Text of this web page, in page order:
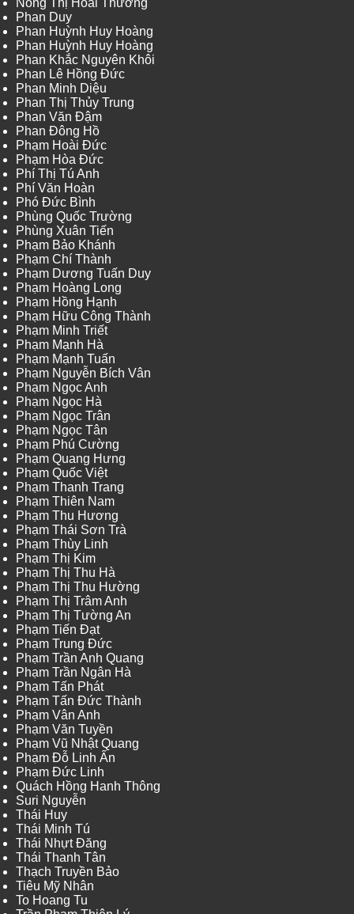
Nông Thị Hoài Thương
Phan Duy
Phan Huỳnh Huy Hoàng
Phan Huỳnh Huy Hoàng
Phan Khắc Nguyên Khôi
Phan Lê Hồng Đức
Phan Minh Diệu
Phan Thị Thủy Trung
Phan Văn Đậm
Phan Đông Hồ
Phạm Hoài Đức
Phạm Hòa Đức
Phí Thị Tú Anh
Phí Văn Hoàn
Phó Đức Bình
Phùng Quốc Trường
Phùng Xuân Tiến
Phạm Bảo Khánh
Phạm Chí Thành
Phạm Dương Tuấn Duy
Phạm Hoàng Long
Phạm Hồng Hạnh
Phạm Hữu Công Thành
Phạm Minh Triết
Phạm Mạnh Hà
Phạm Mạnh Tuấn
Phạm Nguyễn Bích Vân
Phạm Ngọc Anh
Phạm Ngọc Hà
Phạm Ngọc Trân
Phạm Ngọc Tân
Phạm Phú Cường
Phạm Quang Hưng
Phạm Quốc Việt
Phạm Thanh Trang
Phạm Thiên Nam
Phạm Thu Hương
Phạm Thái Sơn Trà
Phạm Thùy Linh
Phạm Thị Kim
Phạm Thị Thu Hà
Phạm Thị Thu Hường
Phạm Thị Trâm Anh
Phạm Thị Tường An
Phạm Tiến Đạt
Phạm Trung Đức
Phạm Trần Anh Quang
Phạm Trần Ngân Hà
Phạm Tấn Phát
Phạm Tấn Đức Thành
Phạm Vân Anh
Phạm Văn Tuyền
Phạm Vũ Nhật Quang
Phạm Đỗ Linh Ấn
Phạm Đức Linh
Quách Hồng Hanh Thông
Suri Nguyễn
Thái Huy
Thái Minh Tú
Thái Nhựt Đăng
Thái Thanh Tân
Thạch Truyền Bảo
Tiêu Mỹ Nhân
To Hoang Tu